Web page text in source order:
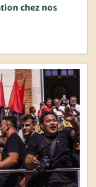
chez nos